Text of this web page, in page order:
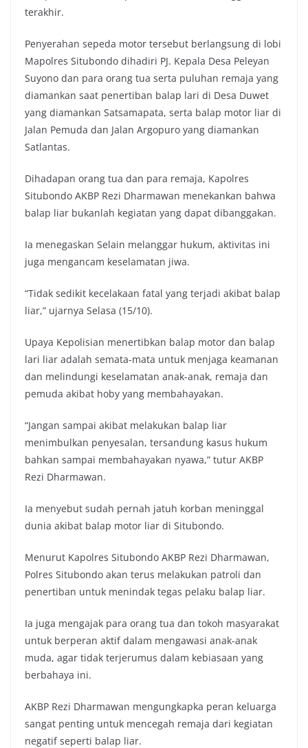
terakhir.
Penyerahan sepeda motor tersebut berlangsung di lobi
Mapolres Situbondo dihadiri PJ. Kepala Desa Peleyan
Suyono dan para orang tua serta puluhan remaja yang
diamankan saat penertiban balap lari di Desa Duwet
yang diamankan Satsamapata, serta balap motor liar di
Jalan Pemuda dan Jalan Argopuro yang diamankan
Satlantas.
Dihadapan orang tua dan para remaja, Kapolres
Situbondo AKBP Rezi Dharmawan menekankan bahwa
balap liar bukanlah kegiatan yang dapat dibanggakan.
Ia menegaskan Selain melanggar hukum, aktivitas ini
juga mengancam keselamatan jiwa.
“Tidak sedikit kecelakaan fatal yang terjadi akibat balap
liar,” ujarnya Selasa (15/10).
Upaya Kepolisian menertibkan balap motor dan balap
lari liar adalah semata-mata untuk menjaga keamanan
dan melindungi keselamatan anak-anak, remaja dan
pemuda akibat hoby yang membahayakan.
“Jangan sampai akibat melakukan balap liar
menimbulkan penyesalan, tersandung kasus hukum
bahkan sampai membahayakan nyawa,” tutur AKBP
Rezi Dharmawan.
Ia menyebut sudah pernah jatuh korban meninggal
dunia akibat balap motor liar di Situbondo.
Menurut Kapolres Situbondo AKBP Rezi Dharmawan,
Polres Situbondo akan terus melakukan patroli dan
penertiban untuk menindak tegas pelaku balap liar.
Ia juga mengajak para orang tua dan tokoh masyarakat
untuk berperan aktif dalam mengawasi anak-anak
muda, agar tidak terjerumus dalam kebiasaan yang
berbahaya ini.
AKBP Rezi Dharmawan mengungkapka peran keluarga
sangat penting untuk mencegah remaja dari kegiatan
negatif seperti balap liar.